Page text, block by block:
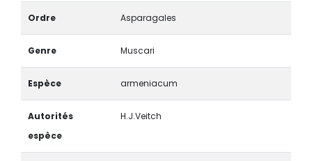
Ordre Asparagales
Genre Muscari
Espèce armeniacum
Autorités
espèce
H.J.Veitch